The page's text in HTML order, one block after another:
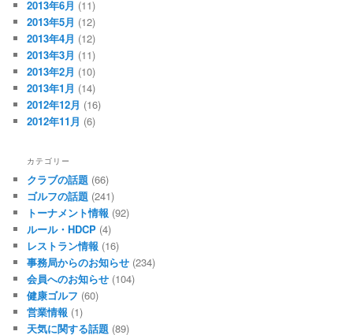
2013年6月 (11)
2013年5月 (12)
2013年4月 (12)
2013年3月 (11)
2013年2月 (10)
2013年1月 (14)
2012年12月 (16)
2012年11月 (6)
カテゴリー
クラブの話題 (66)
ゴルフの話題 (241)
トーナメント情報 (92)
ルール・HDCP (4)
レストラン情報 (16)
事務局からのお知らせ (234)
会員へのお知らせ (104)
健康ゴルフ (60)
営業情報 (1)
天気に関する話題 (89)